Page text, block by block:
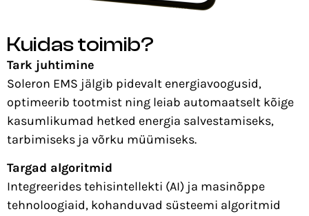
Kuidas toimib?
Tark juhtimine
Soleron EMS jälgib pidevalt energiavoogusid,
optimeerib tootmist ning leiab automaatselt kõige
kasumlikumad hetked energia salvestamiseks,
tarbimiseks ja võrku müümiseks.
Targad algoritmid
Integreerides tehisintellekti (AI) ja masinõppe
tehnoloogiaid, kohanduvad süsteemi algoritmid